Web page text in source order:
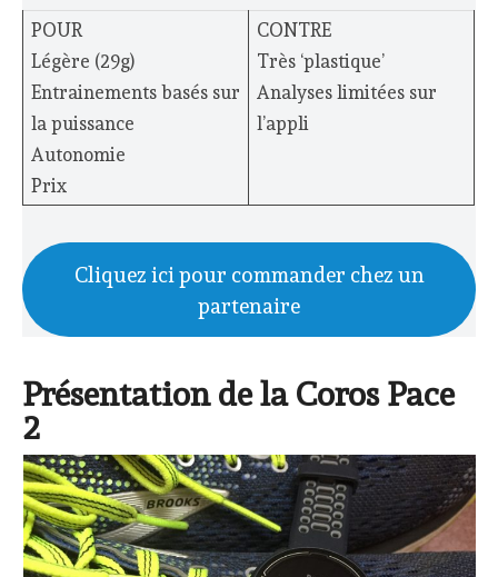
POUR
Légère (29g)
Entrainements basés sur
la puissance
Autonomie
Prix
CONTRE
Très ‘plastique’
Analyses limitées sur
l’appli
Cliquez ici pour commander chez un
partenaire
Présentation de la Coros Pace
2